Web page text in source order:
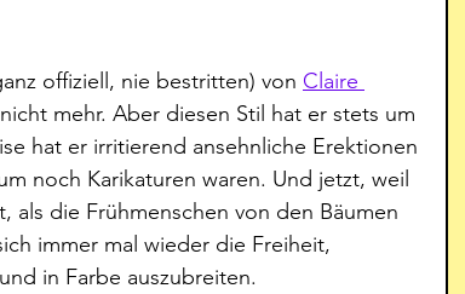
offiziell, nie bestritten) von Claire
mehr. Aber diesen Stil hat er stets um
hat er irritierend ansehnliche Erektionen
noch Karikaturen waren. Und jetzt, weil
als die Frühmenschen von den Bäumen
immer mal wieder die Freiheit,
in Farbe auszubreiten.